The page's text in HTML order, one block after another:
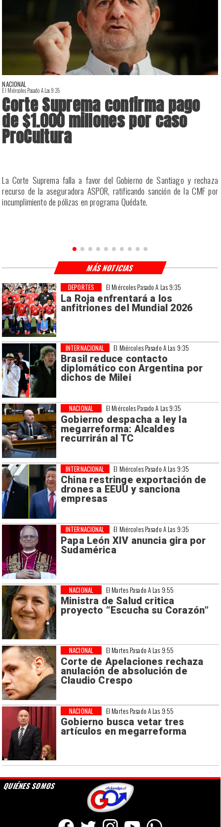
NACIONAL
El Miércoles Pasado A Las 9:35
Corte Suprema confirma pago
de $1.000 millones por caso
ProCultura
La Corte Suprema falla a favor del Gobierno de Santiago y rechaza
recurso de la aseguradora ASPOR, ratificando sanción de la CMF por
incumplimiento de pólizas en programa Quédate.
El Miércoles Pasado A Las 9:35
La Roja enfrentará a los
anfitriones del Mundial 2026
DEPORTES
El Miércoles Pasado A Las 9:35
Brasil reduce contacto
diplomático con Argentina por
dichos de Milei
INTERNACIONAL
El Miércoles Pasado A Las 9:35
Gobierno despacha a ley la
megarreforma: Alcaldes
recurrirán al TC
NACIONAL
El Miércoles Pasado A Las 9:35
China restringe exportación de
drones a EEUU y sanciona
empresas
INTERNACIONAL
El Miércoles Pasado A Las 9:35
Papa León XIV anuncia gira por
Sudamérica
INTERNACIONAL
El Martes Pasado A Las 9:55
Ministra de Salud critica
proyecto “Escucha su Corazón”
NACIONAL
El Martes Pasado A Las 9:55
Corte de Apelaciones rechaza
anulación de absolución de
Claudio Crespo
NACIONAL
El Martes Pasado A Las 9:55
Gobierno busca vetar tres
artículos en megarreforma
NACIONAL
MÁS NOTICIAS
QUIÉNES SOMOS